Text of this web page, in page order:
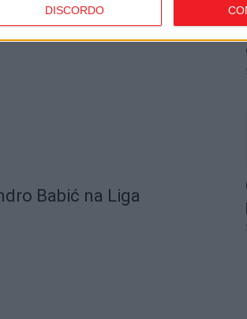
DISCORDO
reforço para o ataque
Babić na Liga